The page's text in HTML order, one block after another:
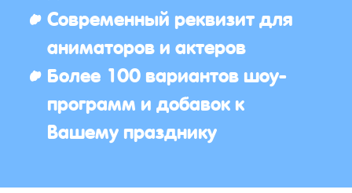
Современный реквизит для
аниматоров и актеров
Более 100 вариантов шоу-
программ и добавок к
Вашему празднику